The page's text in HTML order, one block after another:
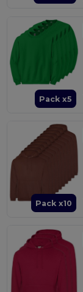
Pack x5
Pack x10